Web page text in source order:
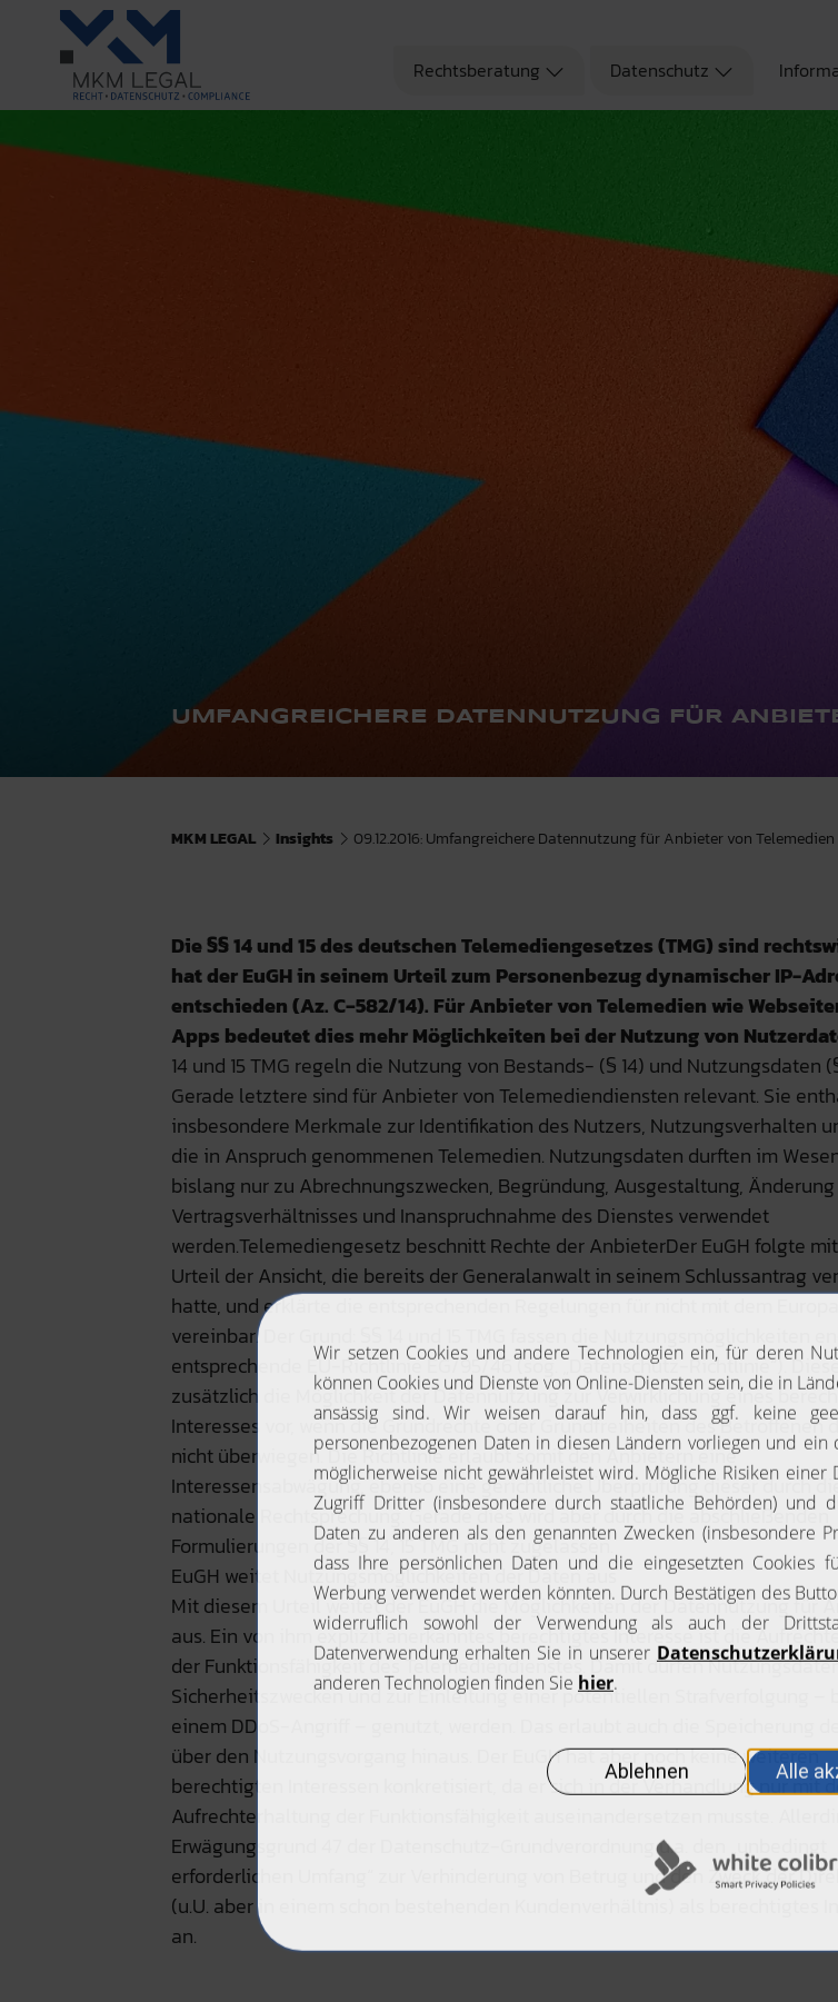
Rechtsberatung Datenschutz
UMFANGREICHERE DATENNUTZUNG FÜR
MKM LEGAL Insights 09.12.2016: Umfangreichere Datennutzung für Anbieter von Telemedien
Die §§ 14 und 15 des deutschen Telemediengesetzes (TMG) sind
hat der EuGH in seinem Urteil zum Personenbezug dynamischer IP-
entschieden (Az. C‑582/14). Für Anbieter von Telemedien wie
Apps bedeutet dies mehr Möglichkeiten bei der Nutzung von
14 und 15 TMG regeln die Nutzung von Bestands- (§ 14) und Nutzungsdaten
Gerade letztere sind für Anbieter von Telemediendiensten relevant. Sie
insbesondere Merkmale zur Identifikation des Nutzers, Nutzungsverhalten
die in Anspruch genommenen Telemedien. Nutzungsdaten durften im
bislang nur zu Abrechnungszwecken, Begründung, Ausgestaltung,
Vertragsverhältnisses und Inanspruchnahme des Dienstes verwendet
werden.Telemediengesetz beschnitt Rechte der AnbieterDer EuGH folgte
Urteil der Ansicht, die bereits der Generalanwalt in seinem Schlussantrag
hatte, und erklärte die entsprechenden Regelungen für nicht mit dem
vereinbar. Der Grund: §§ 14 und 15 TMG fassen die Nutzungsmöglichkeiten
entsprechende EU-Richtlinie EG/95/46 (sog. „Datenschutz-Richtlinie“).
zusätzlich die Möglichkeit der Datennutzung zur Verwirklichung eines
Interesses vor, wenn die Grundrechte oder Grundfreiheiten des Betroffenen
nicht überwiegen. Die Richtlinie erlaubt somit den Anbietern eine
Interessensabwägung, ebenso eine gerichtliche Überprüfung dieser durch
nationale Rechtsprechung. Gerade dies wird aber durch die abschließenden
Formulierungen der §§ 14, 15 TMG nicht zugelassen.
EuGH weitet Nutzungsmöglichkeiten der Daten aus
Mit diesem Urteil weitet der EuGH die Möglichkeiten der Datennutzung für
aus. Ein von ihm explizit anerkanntes berechtigtes Interesse ist die
der Funktionsfähigkeit des Telemediendienstes. Damit dürfen
Sicherheitszwecken und zur Einleitung einer potentiellen Strafverfolgung –
einem DDoS-Angriff – genutzt, werden. Das erlaubt auch die Speicherung
über den Nutzungsvorgang hinaus. Der EuGH hat aber noch keine weiteren
berechtigten Interessen konkretisiert, da er sich in der Verhandlung nur mit
Aufrechterhaltung der Funktionsfähigkeit auseinandersetzen musste.
Erwägungsgrund 47 der Datenschutz-Grundverordnung u.a. den „unbedingt
erforderlichen Umfang“ zur Verhinderung von Betrug und den Zweck der
(u.U. aber in einem schon bestehenden Kundenverhältnis) als berechtigtes
an.